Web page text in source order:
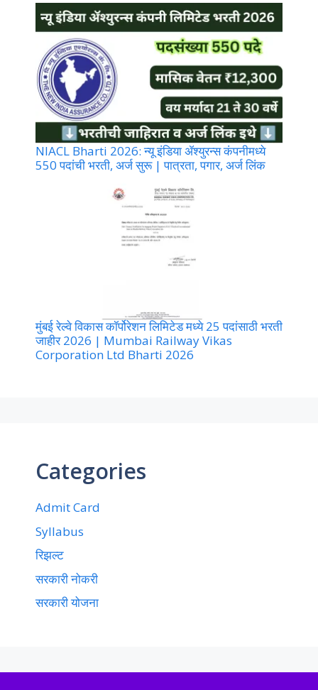
NIACL Bharti 2026: न्यू इंडिया ॲश्युरन्स कंपनीमध्ये
550 पदांची भरती, अर्ज सुरू | पात्रता, पगार, अर्ज लिंक
मुंबई रेल्वे विकास कॉर्पोरेशन लिमिटेड मध्ये 25 पदांसाठी भरती
जाहीर 2026 | Mumbai Railway Vikas
Corporation Ltd Bharti 2026
Categories
Admit Card
Syllabus
रिझल्ट
सरकारी नोकरी
सरकारी योजना